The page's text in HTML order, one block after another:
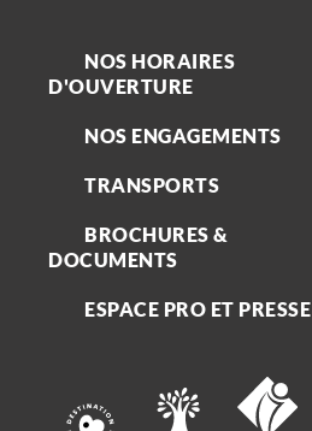
NOS HORAIRES
D'OUVERTURE
NOS ENGAGEMENTS
TRANSPORTS
BROCHURES &
DOCUMENTS
ESPACE PRO ET PRESSE